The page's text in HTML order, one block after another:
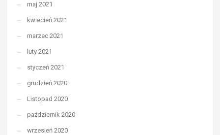
maj 2021
kwiecień 2021
marzec 2021
luty 2021
styczeń 2021
grudzień 2020
Listopad 2020
październik 2020
wrzesień 2020